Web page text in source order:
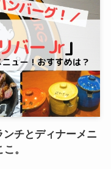
チとディナーメニ
。